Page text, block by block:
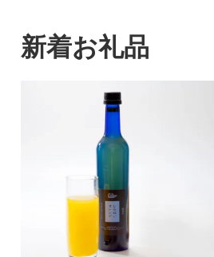
新着お礼品